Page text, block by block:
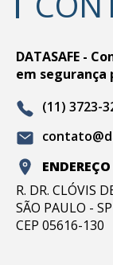
DATASAFE -
em segurança
(11) 3723-
ENDEREÇO
R. DR. CLÓVIS
SÃO PAULO - SP
CEP 05616-130